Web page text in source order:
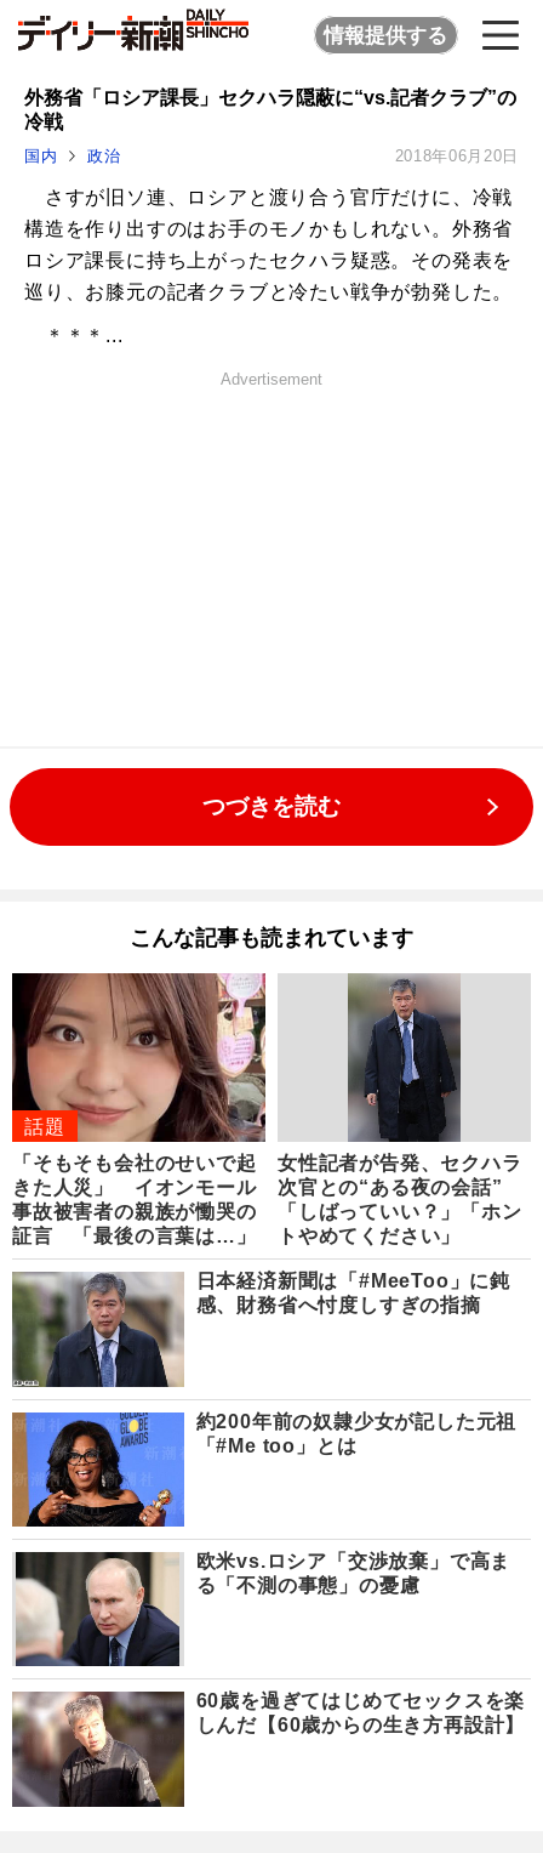
情報提供する
外務省「ロシア課長」セクハラ隠蔽に“vs.記者クラブ”の
冷戦
国内 政治 2018年06月20日
さすが旧ソ連、ロシアと渡り合う官庁だけに、冷戦
構造を作り出すのはお手のモノかもしれない。外務省
ロシア課長に持ち上がったセクハラ疑惑。その発表を
巡り、お膝元の記者クラブと冷たい戦争が勃発した。
＊＊＊...
Advertisement
つづきを読む
こんな記事も読まれています
話題
「そもそも会社のせいで起
きた人災」 イオンモール
事故被害者の親族が慟哭の
証言 「最後の言葉は…」
女性記者が告発、セクハラ
次官との“ある夜の会話”
「しばっていい？」「ホン
トやめてください」
日本経済新聞は「#MeeToo」に鈍
感、財務省へ忖度しすぎの指摘
約200年前の奴隷少女が記した元祖
「#Me too」とは
欧米vs.ロシア「交渉放棄」で高ま
る「不測の事態」の憂慮
60歳を過ぎてはじめてセックスを楽
しんだ【60歳からの生き方再設計】